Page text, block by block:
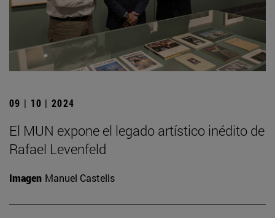
09 | 10 | 2024
El MUN expone el legado artístico inédito de
Rafael Levenfeld
Imagen Manuel Castells